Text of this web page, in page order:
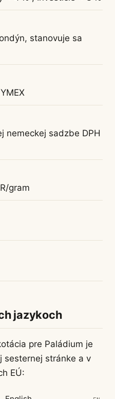
stanovuje sa
nemeckej sadzbe DPH
gram
jazykoch
pre Paládium je
sesternej stránke a v
EÚ: